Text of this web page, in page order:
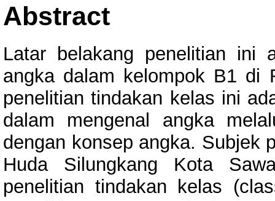
Abstract
Latar belakang penelitian ini
angka dalam kelompok B1 di
penelitian tindakan kelas ini
dalam mengenal angka
dengan konsep angka. Subjek
Huda Silungkang Kota
penelitian tindakan kelas